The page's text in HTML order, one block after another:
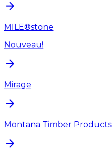
MILE®stone
Nouveau!
Mirage
Montana Timber Products